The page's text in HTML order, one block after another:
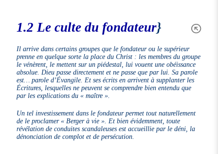
1.2 Le culte du fondateur}
Il arrive dans certains groupes que le fondateur ou le supérieur
prenne en quelque sorte la place du Christ : les membres du groupe
le vénèrent, le mettent sur un piédestal, lui vouent une obéissance
absolue. Dieu passe directement et ne passe que par lui. Sa parole
est… parole d’Évangile. Et ses écrits en arrivent à supplanter les
Écritures, lesquelles ne peuvent se comprendre bien entendu que
par les explications du « maître ».
Un tel investissement dans le fondateur permet tout naturellement
de le proclamer « Berger à vie ». Et bien évidemment, toute
révélation de conduites scandaleuses est accueillie par le déni, la
dénonciation de complot et de persécution.